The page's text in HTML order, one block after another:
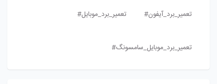
تعمیر_برد_آیفون# تعمیر_برد_موبایل#
تعمیر_برد_موبایل_سامسونگ#